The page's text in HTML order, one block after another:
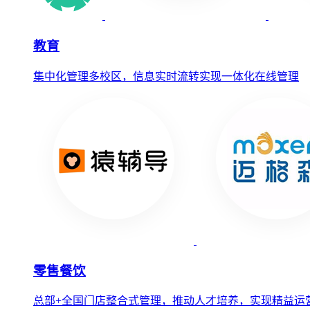
教育
集中化管理多校区，信息实时流转实现一体化在线管理
零售餐饮
总部+全国门店整合式管理，推动人才培养，实现精益运